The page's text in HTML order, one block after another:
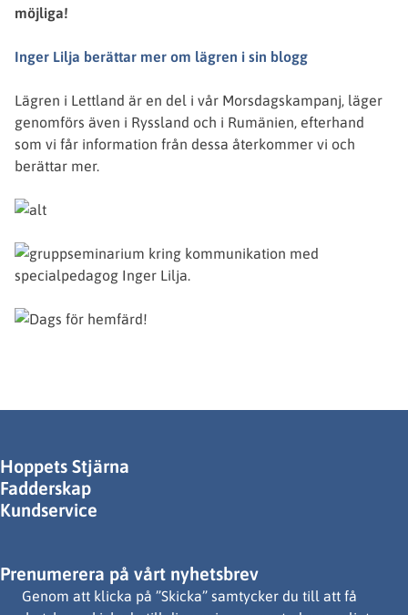
möjliga!
Inger Lilja berättar mer om lägren i sin blogg
Lägren i Lettland är en del i vår Morsdagskampanj, läger
genomförs även i Ryssland och i Rumänien, efterhand
som vi får information från dessa återkommer vi och
berättar mer.
Hoppets Stjärna
Fadderskap
Kundservice
Prenumerera på vårt nyhetsbrev
Genom att klicka på ”Skicka” samtycker du till att få